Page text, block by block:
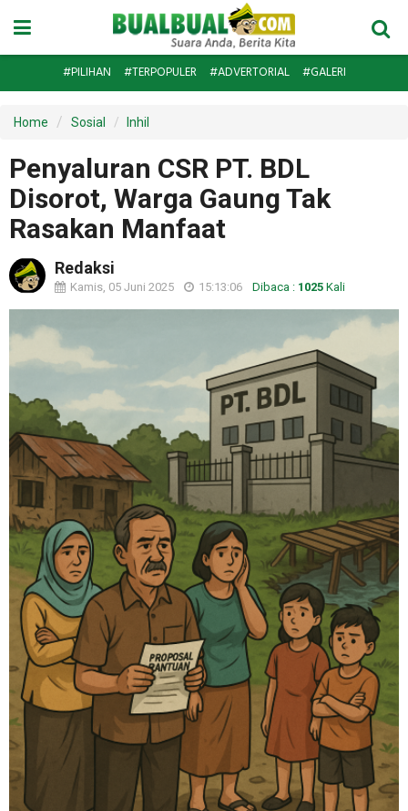
#PILIHAN #TERPOPULER #ADVERTORIAL #GALERI
Home Sosial Inhil
Penyaluran CSR PT. BDL
Disorot, Warga Gaung Tak
Rasakan Manfaat
Redaksi
Kamis, 05 Juni 2025 15:13:06 Dibaca : 1025 Kali